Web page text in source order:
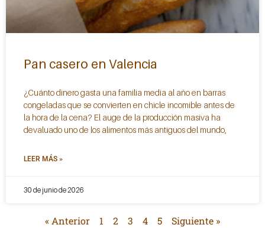
Pan casero en Valencia
¿Cuánto dinero gasta una familia media al año en barras
congeladas que se convierten en chicle incomible antes de
la hora de la cena? El auge de la producción masiva ha
devaluado uno de los alimentos más antiguos del mundo,
LEER MÁS »
30 de junio de 2026
« Anterior 1 2 3 4 5 Siguiente »